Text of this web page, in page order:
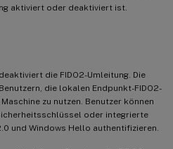
aktiviert oder deaktiviert ist.
die FIDO2-Umleitung. Die
die lokalen Endpunkt-FIDO2-
zu nutzen. Benutzer können
oder integrierte
und Windows Hello authentifizieren.